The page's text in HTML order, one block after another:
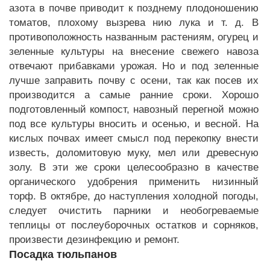
азота в почве приводит к позднему плодоношению
томатов, плохому вызрева нию лука и т. д. В
противоположность названным растениям, огурец и
зеленные культуры на внесение свежего навоза
отвечают прибавками урожая. Но и под зеленные
лучше заправить почву с осени, так как посев их
производится а самые ранние сроки. Хорошо
подготовленный компост, навозный перегной можно
под все культуры вносить и осенью, и весной. На
кислых почвах имеет смысл под перекопку внести
известь, доломитовую муку, мел или древесную
золу. В эти же сроки целесообразно в качестве
органического удобрения применить низинный
торф. В октябре, до наступления холодной погоды,
следует очистить парники и необогреваемые
теплицы от послеуборочных остатков и сорняков,
произвести дезинфекцию и ремонт.
Посадка тюльпанов